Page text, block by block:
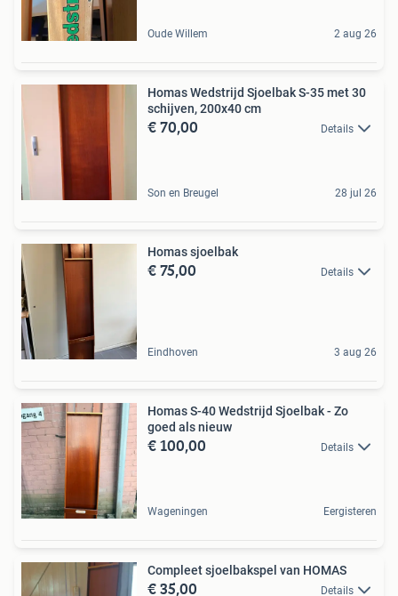
Oude Willem 2 aug 26
Homas Wedstrijd Sjoelbak S-35 met 30
schijven, 200x40 cm
€ 70,00 Details
Son en Breugel 28 jul 26
Homas sjoelbak
€ 75,00 Details
Eindhoven 3 aug 26
Homas S-40 Wedstrijd Sjoelbak - Zo
goed als nieuw
€ 100,00 Details
Wageningen Eergisteren
Compleet sjoelbakspel van HOMAS
€ 35,00 Details